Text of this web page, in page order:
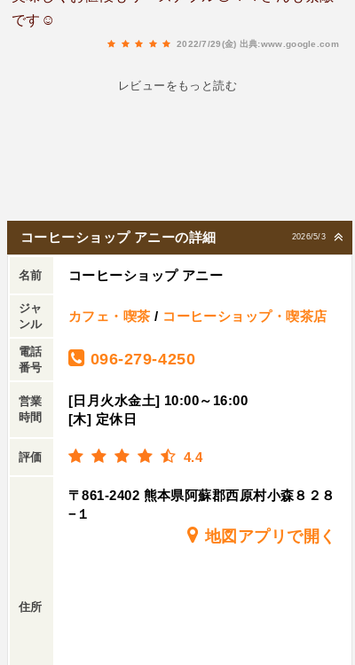
です☺
2022/7/29(金) 出典:www.google.com
レビューをもっと読む
2026/5/3
コーヒーショップ アニーの詳細
名前 コーヒーショップ アニー
ジャ
ンル
カフェ・喫茶 / コーヒーショップ・喫茶店
電話
番号
096-279-4250
営業
時間
[日月火水金土] 10:00～16:00
[木] 定休日
評価 4.4
住所
〒861-2402 熊本県阿蘇郡西原村小森８２８
−１
地図アプリで開く